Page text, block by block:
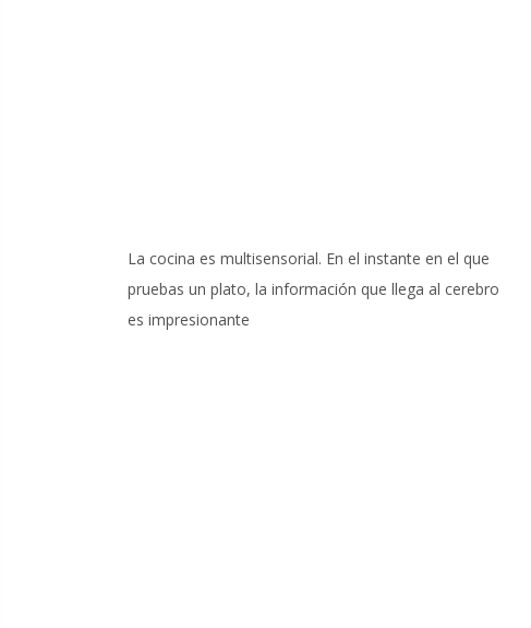
La cocina es multisensorial. En el instante en el que
pruebas un plato, la información que llega al cerebro
es impresionante